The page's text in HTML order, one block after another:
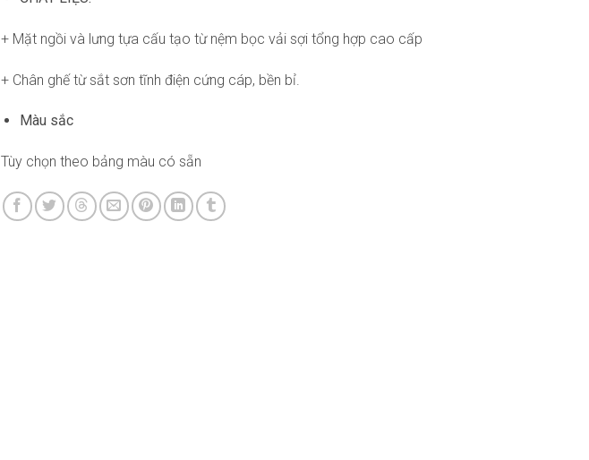
+ Mặt ngồi và lưng tựa cấu tạo từ nệm bọc vải sợi tổng hợp cao cấp
+ Chân ghế từ sắt sơn tĩnh điện cứng cáp, bền bỉ.
Màu sắc
Tùy chọn theo bảng màu có sẵn